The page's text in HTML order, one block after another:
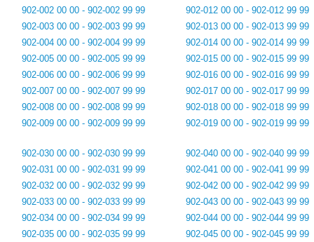
902-002 00 00 - 902-002 99 99
902-003 00 00 - 902-003 99 99
902-004 00 00 - 902-004 99 99
902-005 00 00 - 902-005 99 99
902-006 00 00 - 902-006 99 99
902-007 00 00 - 902-007 99 99
902-008 00 00 - 902-008 99 99
902-009 00 00 - 902-009 99 99
902-012 00 00 - 902-012 99 99
902-013 00 00 - 902-013 99 99
902-014 00 00 - 902-014 99 99
902-015 00 00 - 902-015 99 99
902-016 00 00 - 902-016 99 99
902-017 00 00 - 902-017 99 99
902-018 00 00 - 902-018 99 99
902-019 00 00 - 902-019 99 99
902-030 00 00 - 902-030 99 99
902-031 00 00 - 902-031 99 99
902-032 00 00 - 902-032 99 99
902-033 00 00 - 902-033 99 99
902-034 00 00 - 902-034 99 99
902-035 00 00 - 902-035 99 99
902-040 00 00 - 902-040 99 99
902-041 00 00 - 902-041 99 99
902-042 00 00 - 902-042 99 99
902-043 00 00 - 902-043 99 99
902-044 00 00 - 902-044 99 99
902-045 00 00 - 902-045 99 99